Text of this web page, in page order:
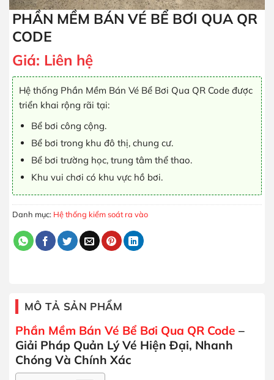
PHẦN MỀM BÁN VÉ BỂ BƠI QUA QR
CODE
Giá: Liên hệ
Hệ thống Phần Mềm Bán Vé Bể Bơi Qua QR Code được
triển khai rộng rãi tại:
Bể bơi công cộng.
Bể bơi trong khu đô thị, chung cư.
Bể bơi trường học, trung tâm thể thao.
Khu vui chơi có khu vực hồ bơi.
Danh mục: Hệ thống kiểm soát ra vào
MÔ TẢ SẢN PHẨM
Phần Mềm Bán Vé Bể Bơi Qua QR Code –
Giải Pháp Quản Lý Vé Hiện Đại, Nhanh
Chóng Và Chính Xác